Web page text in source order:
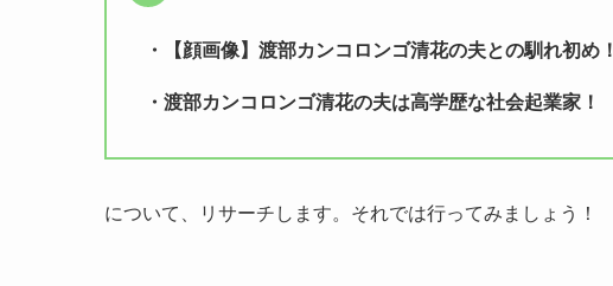
・【顔画像】渡部カンコロンゴ清花の夫との馴れ初め！
・渡部カンコロンゴ清花の夫は高学歴な社会起業家！
について、リサーチします。それでは行ってみましょう！